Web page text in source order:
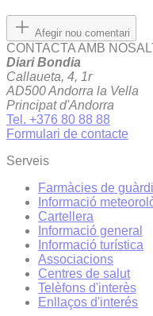
Afegir nou comentari
CONTACTA AMB
Diari Bondia
Callaueta, 4, 1r
AD500 Andorra la Vella
Principat d'Andorra
Tel. +376 80 88 88
Formulari de contacte
Serveis
Farmàcies de
Informació
Cartellera
Informació general
Informació turística
Associacions
Centres de salut
Telèfons d'interès
Enllaços d'interés